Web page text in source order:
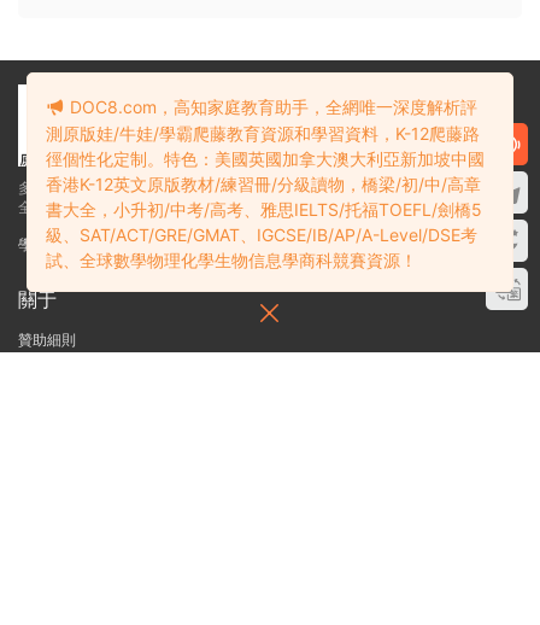
多課吧DOC8.com——高知家庭教育助手
全網唯一深度解析K12爬藤教育資源和學習資料
學霸必備：在線網盤教育資源學習資料目錄索引
關于
贊助細則
DOC8.com，高知家庭教育助手，全網唯一深度解析評
測原版娃/牛娃/學霸爬藤教育資源和學習資料，K-12爬藤路
徑個性化定制。特色：美國英國加拿大澳大利亞新加坡中國
香港K-12英文原版教材/練習冊/分級讀物，橋梁/初/中/高章
書大全，小升初/中考/高考、雅思IELTS/托福TOEFL/劍橋5
級、SAT/ACT/GRE/GMAT、IGCSE/IB/AP/A-Level/DSE考
試、全球數學物理化學生物信息學商科競賽資源！